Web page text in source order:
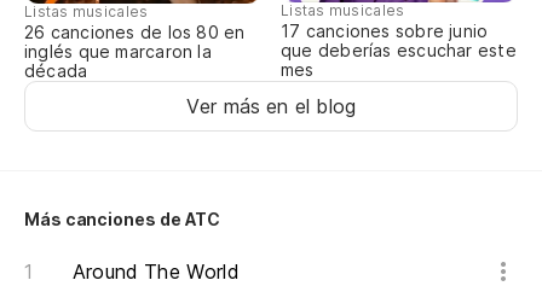
Listas musicales
26 canciones de los 80 en
inglés que marcaron la
década
Listas musicales
17 canciones sobre junio
que deberías escuchar este
mes
Ver más en el blog
Más canciones de ATC
Around The World